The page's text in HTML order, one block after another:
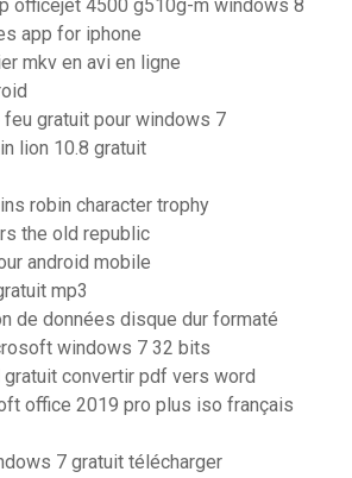
officejet 4500 g510g-m windows 8
app for iphone
mkv en avi en ligne
feu gratuit pour windows 7
lion 10.8 gratuit
robin character trophy
the old republic
android mobile
mp3
de données disque dur formaté
windows 7 32 bits
convertir pdf vers word
office 2019 pro plus iso français
7 gratuit télécharger